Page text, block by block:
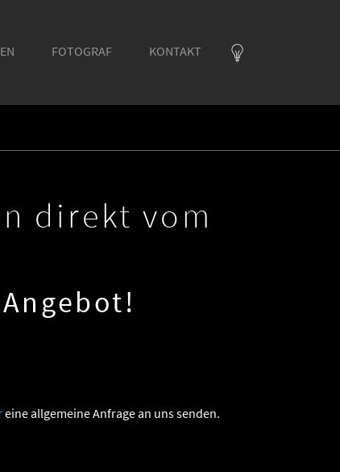
FOTOGRAF KONTAKT
direkt vom
eine allgemeine Anfrage an uns senden.